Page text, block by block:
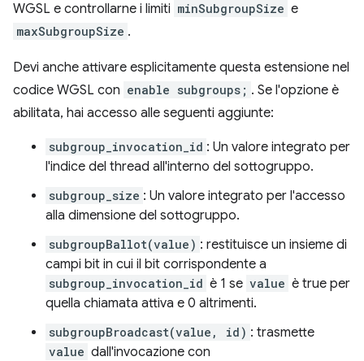
WGSL e controllarne i limiti minSubgroupSize e
maxSubgroupSize .
Devi anche attivare esplicitamente questa estensione nel
codice WGSL con enable subgroups; . Se l'opzione è
abilitata, hai accesso alle seguenti aggiunte:
subgroup_invocation_id : Un valore integrato per
l'indice del thread all'interno del sottogruppo.
subgroup_size : Un valore integrato per l'accesso
alla dimensione del sottogruppo.
subgroupBallot(value) : restituisce un insieme di
campi bit in cui il bit corrispondente a
subgroup_invocation_id è 1 se value è true per
quella chiamata attiva e 0 altrimenti.
subgroupBroadcast(value, id) : trasmette
value dall'invocazione con